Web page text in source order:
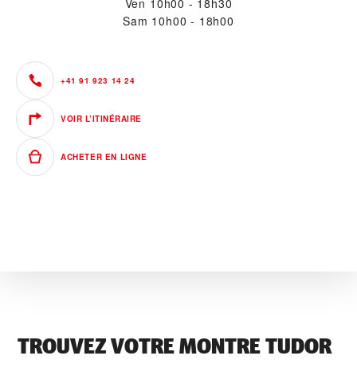
Ven 10h00 - 18h30
Sam 10h00 - 18h00
+41 91 923 14 24
VOIR L’ITINÉRAIRE
ACHETER EN LIGNE
TROUVEZ VOTRE MONTRE TUDOR